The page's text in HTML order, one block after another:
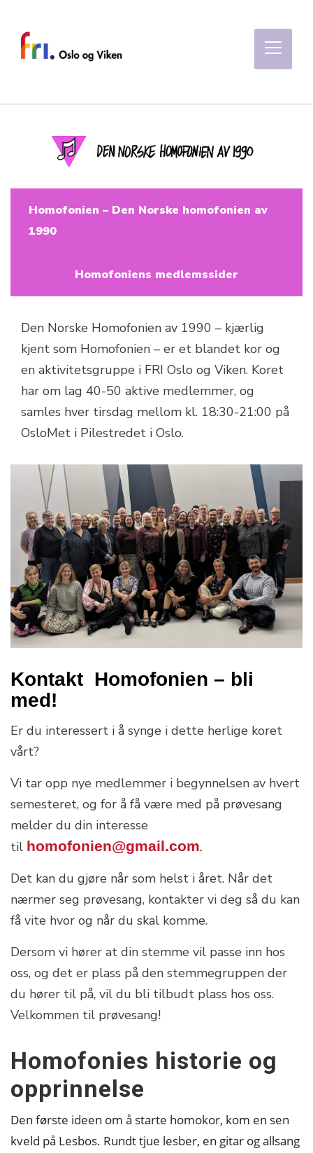
Homofonien – Den Norske homofonien av
1990
Homofoniens medlemssider
Den Norske Homofonien av 1990 – kjærlig
kjent som Homofonien – er et blandet kor og
en aktivitetsgruppe i FRI Oslo og Viken. Koret
har om lag 40-50 aktive medlemmer, og
samles hver tirsdag mellom kl. 18:30-21:00 på
OsloMet i Pilestredet i Oslo.
Kontakt Homofonien – bli
med!
Er du interessert i å synge i dette herlige koret
vårt?
Vi tar opp nye medlemmer i begynnelsen av hvert
semesteret, og for å få være med på prøvesang
melder du din interesse
til homofonien@gmail.com.
Det kan du gjøre når som helst i året. Når det
nærmer seg prøvesang, kontakter vi deg så du kan
få vite hvor og når du skal komme.
Dersom vi hører at din stemme vil passe inn hos
oss, og det er plass på den stemmegruppen der
du hører til på, vil du bli tilbudt plass hos oss.
Velkommen til prøvesang!
Homofonies historie og
opprinnelse
Den første ideen om å starte homokor, kom en sen
kveld på Lesbos. Rundt tjue lesber, en gitar og allsang